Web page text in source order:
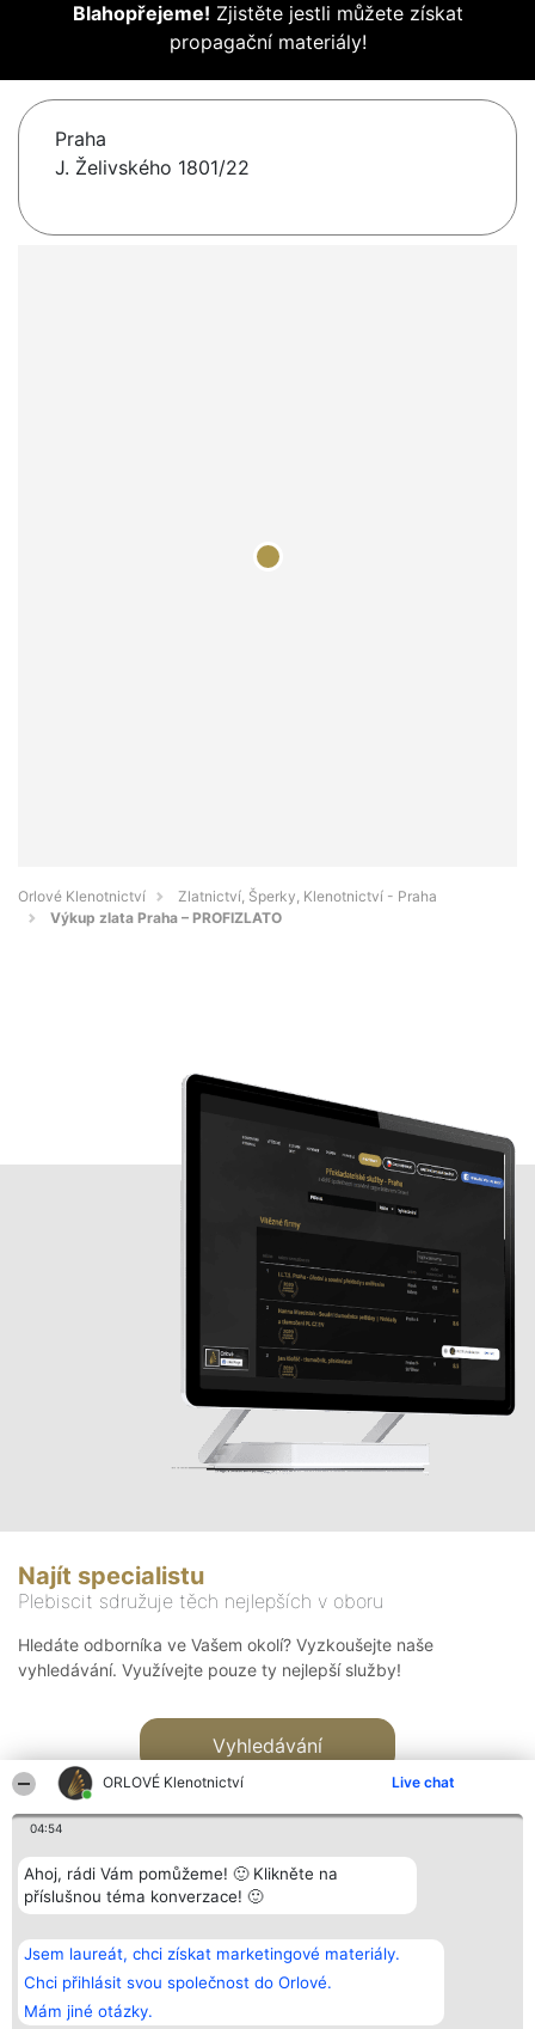
ORLOVÉ Klenotnictví Live chat
04:54
Ahoj, rádi Vám pomůžeme! 🙂 Klikněte na
příslušnou téma konverzace! 🙂
Jsem laureát, chci získat marketingové materiály.
Chci přihlásit svou společnost do Orlové.
Mám jiné otázky.
Blahopřejeme! Zjistěte jestli můžete získat
propagační materiály!
Praha
J. Želivského 1801/22
Orlové Klenotnictví
Zlatnictví, Šperky, Klenotnictví - Praha
Výkup zlata Praha – PROFIZLATO
Najít specialistu
Plebiscit sdružuje těch nejlepších v oboru
Hledáte odborníka ve Vašem okolí? Vyzkoušejte naše
vyhledávání. Využívejte pouze ty nejlepší služby!
Vyhledávání
Bright Side Solutions sp. z o.
o. sp. k.
ul. Ruska 22
Wrocław 50-079
KRS 0000749100 | Regon
Vítězové
Seznam všech
laureátů
Zásady
Kontakt